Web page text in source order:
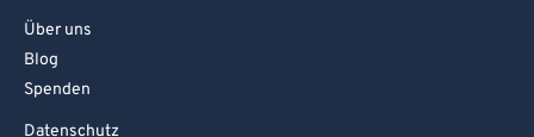
Über uns
Blog
Spenden
Datenschutz